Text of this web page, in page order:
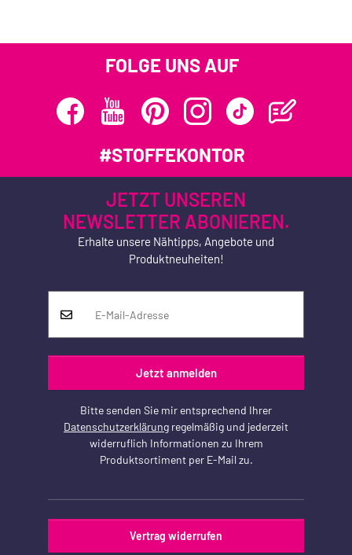
FOLGE UNS AUF
#STOFFEKONTOR
JETZT UNSEREN
NEWSLETTER ABONIEREN.
Erhalte unsere Nähtipps, Angebote und
Produktneuheiten!
Jetzt anmelden
Bitte senden Sie mir entsprechend Ihrer
Datenschutzerklärung regelmäßig und jederzeit
widerruflich Informationen zu Ihrem
Produktsortiment per E-Mail zu.
Vertrag widerrufen